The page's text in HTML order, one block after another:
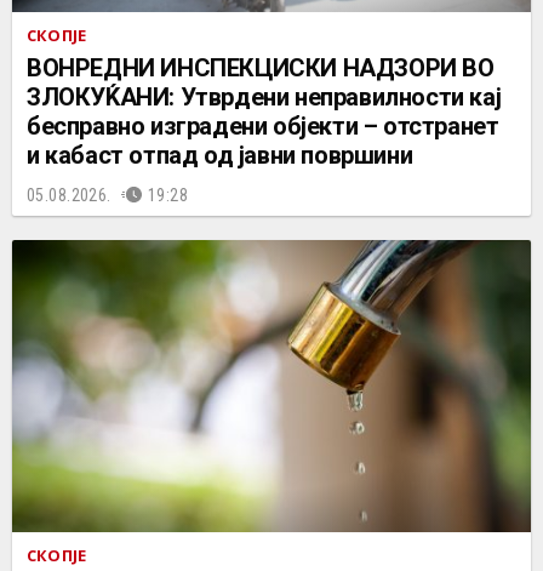
СКОПЈЕ
ВОНРЕДНИ ИНСПЕКЦИСКИ НАДЗОРИ ВО
ЗЛОКУЌАНИ: Утврдени неправилности кај
бесправно изградени објекти – отстранет
и кабаст отпад од јавни површини
05.08.2026. 19:28
СКОПЈЕ